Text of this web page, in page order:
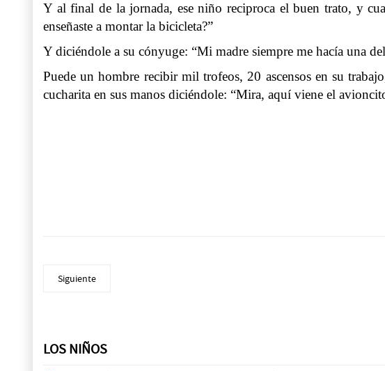
Y al final de la jornada, ese niño reciproca el buen trato, y
enseñaste a montar la bicicleta?”
Y diciéndole a su cónyuge: “Mi madre siempre me hacía una
Puede un hombre recibir mil trofeos, 20 ascensos en su
cucharita en sus manos diciéndole: “Mira, aquí viene el
Siguiente
LOS NIÑOS